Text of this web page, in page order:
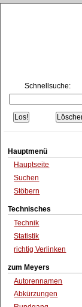
Schnellsuche:
Hauptmenü
Hauptseite
Suchen
Stöbern
Technisches
Technik
Statistik
richtig Verlinken
zum Meyers
Autorennamen
Abkürzungen